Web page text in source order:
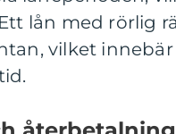
lån med rörlig
vilket